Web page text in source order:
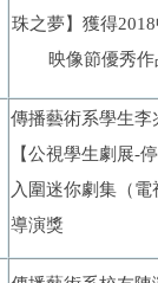
珠之夢】獲得2018
映像節優秀作
傳播藝術系學生李
【公視學生劇展-
入圍迷你劇集（電
導演獎